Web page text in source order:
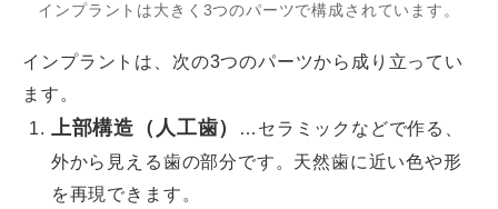
インプラントは大きく3つのパーツで構成されています。
インプラントは、次の3つのパーツから成り立ってい
ます。
上部構造（人工歯）
…セラミックなどで作る、
外から見える歯の部分です。天然歯に近い色や形
を再現できます。